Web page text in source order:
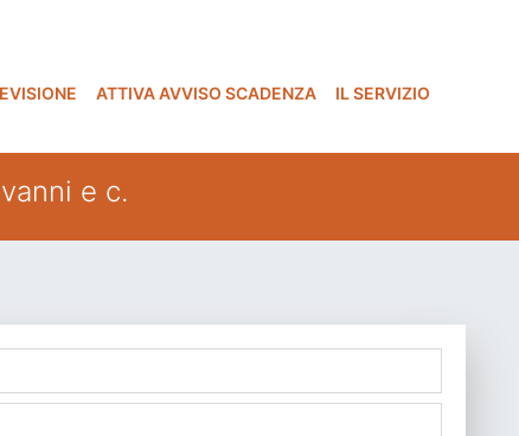
ATTIVA AVVISO SCADENZA IL SERVIZIO
e c.